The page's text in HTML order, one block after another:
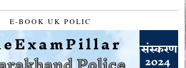
E-BOOK UK POLIC